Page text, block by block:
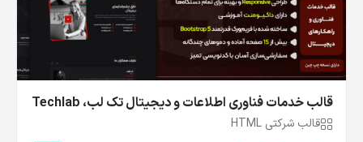
قالب خدمات فناوری اطلاعات و دیجیتال تک‌ لب، Techlab
قالب شرکتی HTML